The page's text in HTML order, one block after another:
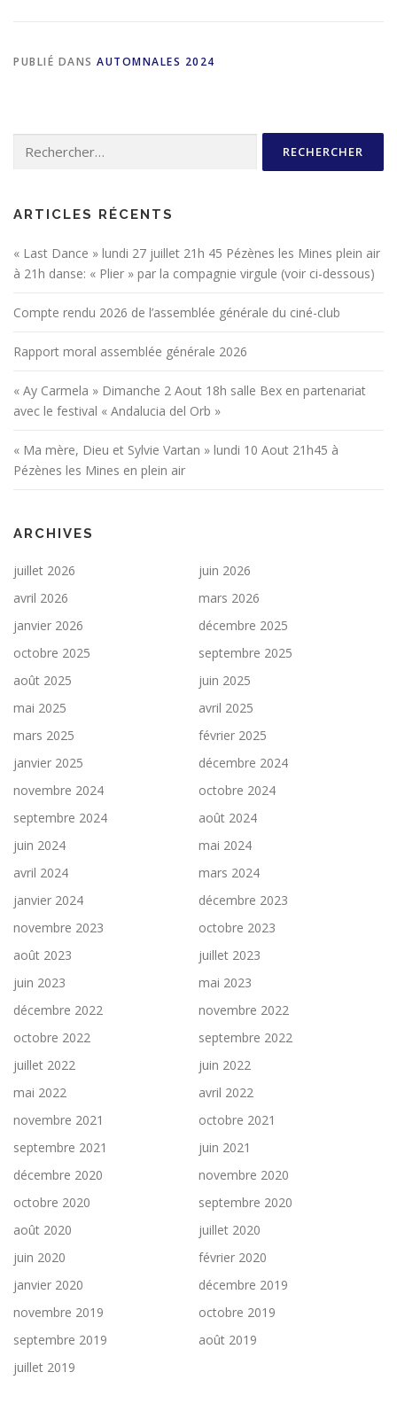
PUBLIÉ DANS AUTOMNALES 2024
ARTICLES RÉCENTS
« Last Dance » lundi 27 juillet 21h 45 Pézènes les Mines plein air
à 21h danse: « Plier » par la compagnie virgule (voir ci-dessous)
Compte rendu 2026 de l’assemblée générale du ciné-club
Rapport moral assemblée générale 2026
« Ay Carmela » Dimanche 2 Aout 18h salle Bex en partenariat
avec le festival « Andalucia del Orb »
« Ma mère, Dieu et Sylvie Vartan » lundi 10 Aout 21h45 à
Pézènes les Mines en plein air
ARCHIVES
juillet 2026
juin 2026
avril 2026
mars 2026
janvier 2026
décembre 2025
octobre 2025
septembre 2025
août 2025
juin 2025
mai 2025
avril 2025
mars 2025
février 2025
janvier 2025
décembre 2024
novembre 2024
octobre 2024
septembre 2024
août 2024
juin 2024
mai 2024
avril 2024
mars 2024
janvier 2024
décembre 2023
novembre 2023
octobre 2023
août 2023
juillet 2023
juin 2023
mai 2023
décembre 2022
novembre 2022
octobre 2022
septembre 2022
juillet 2022
juin 2022
mai 2022
avril 2022
novembre 2021
octobre 2021
septembre 2021
juin 2021
décembre 2020
novembre 2020
octobre 2020
septembre 2020
août 2020
juillet 2020
juin 2020
février 2020
janvier 2020
décembre 2019
novembre 2019
octobre 2019
septembre 2019
août 2019
juillet 2019